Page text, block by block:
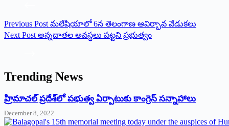
Previous Post మలేషియాలో 6న తెలంగాణ ఆవిర్భావ వేడుకలు
Next Post అన్నదాతల అవస్థలు పట్టని ప్రభుత్వం
Trending News
‌హ్రిమాచల్‌ ‌ప్రదేశ్‌లో పభుత్వ ఏర్పాటుకు కాంగ్రెస్‌ ‌సన్నాహాలు
December 8, 2022